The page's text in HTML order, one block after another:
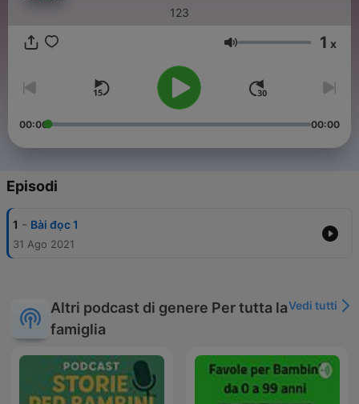
123
Volume 1 x
00:00 00:00
Episodi
1 - Bài đọc 1
31 Ago 2021
Altri podcast di genere Per tutta la
famiglia
Vedi tutti